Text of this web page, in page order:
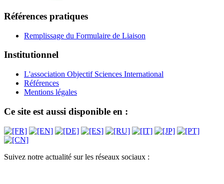
Références pratiques
Remplissage du Formulaire de Liaison
Institutionnel
L'association Objectif Sciences International
Références
Mentions légales
Ce site est aussi disponible en :
Suivez notre actualité sur les réseaux sociaux :